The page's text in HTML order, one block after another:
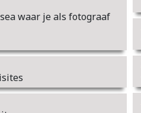
waar je als fotograaf